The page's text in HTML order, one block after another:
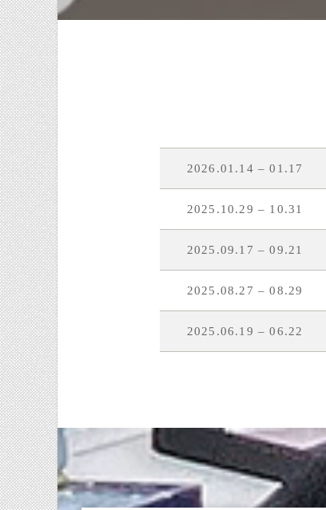
2026.01.14 – 01.17
2025.10.29 – 10.31
2025.09.17 – 09.21
2025.08.27 – 08.29
2025.06.19 – 06.22